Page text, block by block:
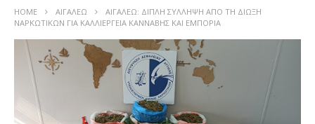
HOME ΑΙΓΆΛΕΩ
ΑΙΓΑΛΕΩ: ΔΙΠΛΗ ΣΥΛΛΗΨΗ ΑΠΟ ΤΗ ΔΙΩΞΗ
ΝΑΡΚΩΤΙΚΩΝ ΓΙΑ ΚΑΛΛΙΕΡΓΕΙΑ ΚΑΝΝΑΒΗΣ ΚΑΙ ΕΜΠΟΡΙΑ